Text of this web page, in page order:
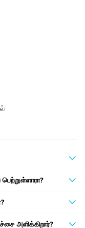
அளிக்கிறார்?